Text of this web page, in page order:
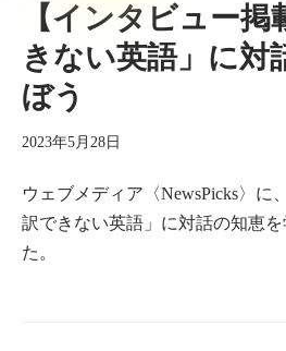
【インタビュー
きない英語」に対
ぼう
2023年5月28日
ウェブメディア〈NewsPicks〉に
訳できない英語」に対話の知恵
た。